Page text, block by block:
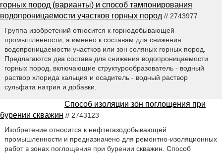
горных пород (варианты) и способ тампонирования
водопроницаемости участков горных пород // 2743977
Группа изобретений относится к горнодобывающей
промышленности, а именно к составам для снижения
водопроницаемости участков или зон соляных горных пород.
Предлагаются два состава для снижения водопроницаемости
горных пород, включающие структурообразователь - водный
раствор хлорида кальция и осадитель - водный раствор
сульфата натрия и добавки.
Способ изоляции зон поглощения при
бурении скважин // 2743123
Изобретение относится к нефтегазодобывающей
промышленности и предназначено для ремонтно-изоляционных
работ в зонах поглощения при бурении скважин. Способ